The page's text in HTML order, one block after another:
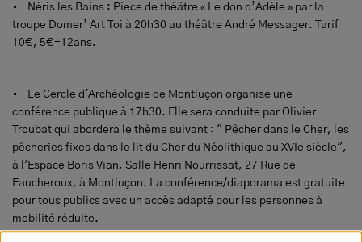
• Néris les Bains : Piece de théâtre « Le don d’Adèle » par la
troupe Domer’ Art Toi à 20h30 au théâtre André Messager. Tarif
10€, 5€-12ans.
• Le Cercle d'Archéologie de Montluçon organise une
conférence publique à 17h30. Elle sera conduite par Olivier
Troubat qui abordera le thème suivant : " Pêcher dans le Cher, les
pêcheries fixes dans le lit du Cher du Néolithique au XVIe siècle",
à l'Espace Boris Vian, Salle Henri Nourrissat, 27 Rue de
Faucheroux, à Montluçon. La conférence/diaporama est gratuite
pour tous publics avec un accès adapté pour les personnes à
mobilité réduite.